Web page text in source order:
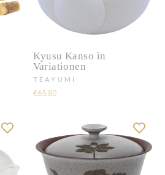
Kyusu Kanso in
Variationen
TEAYUMI
€65,80